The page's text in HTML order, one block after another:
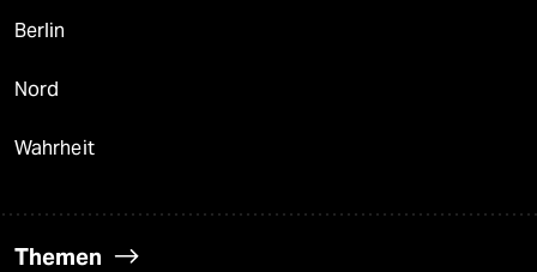
Berlin
Nord
Wahrheit
Themen